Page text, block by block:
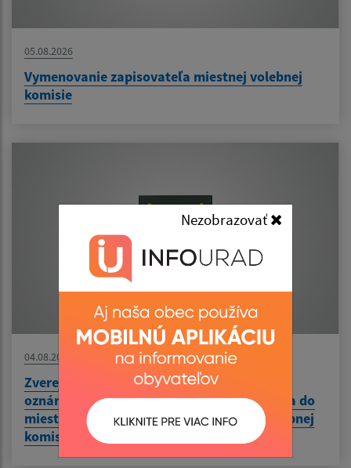
Nezobrazovať
05.08.2026
Vymenovanie zapisovateľa miestnej volebnej
komisie
04.08.2026
Zverejnenie mailovej adresy na doručenie
oznámenia o delegovaní člena a náhradníka do
miestnej volebnej komisie a okrskovej volebnej
komisie v Dubne